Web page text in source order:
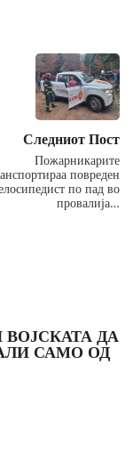
Следниот Пост
Пожарникарите
повреден
по пад во
провалија…
ДА
САМО ОД